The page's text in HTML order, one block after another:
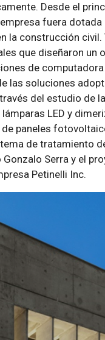
Desde el
fuera dotada
la construcción civil.
que diseñaron un
de
las soluciones
del estudio de
LED y
paneles
de tratamiento
Serra y el
Petinelli Inc.